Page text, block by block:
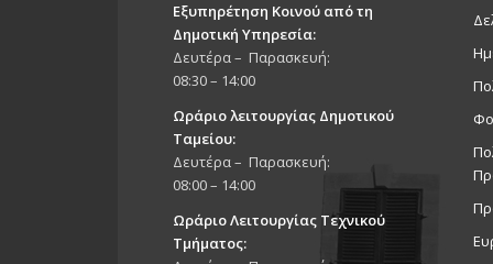
Εξυπηρέτηση Κοινού από τη
Δημοτική Υπηρεσία:
Δευτέρα – Παρασκευή:
08:30 – 14:00
Ωράριο λειτουργίας Δημοτικού
Ταμείου:
Δευτέρα – Παρασκευή:
08:00 – 14:00
Ωράριο Λειτουργίας Τεχνικού
Τμήματος: